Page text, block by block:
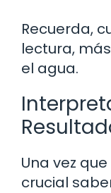
Recuerda,
lectura,
el agua.
Una vez
crucial